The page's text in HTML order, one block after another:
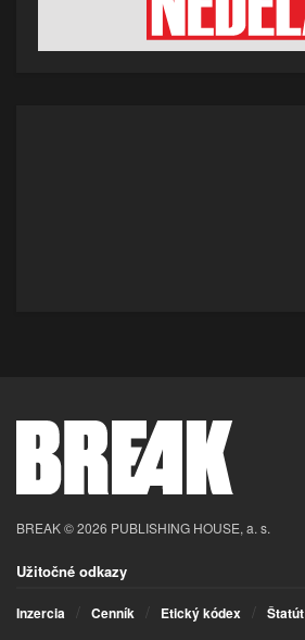
BREAK © 2026 PUBLISHING HOUSE, a. s.
Užitočné odkazy
Inzercia Cenník Etický kódex Štatút